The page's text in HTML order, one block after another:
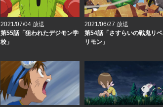
2021/07/04 放送
第55話「狙われたデジモン学
校」
2021/06/27 放送
第54話「さすらいの戦鬼リベ
リモン」